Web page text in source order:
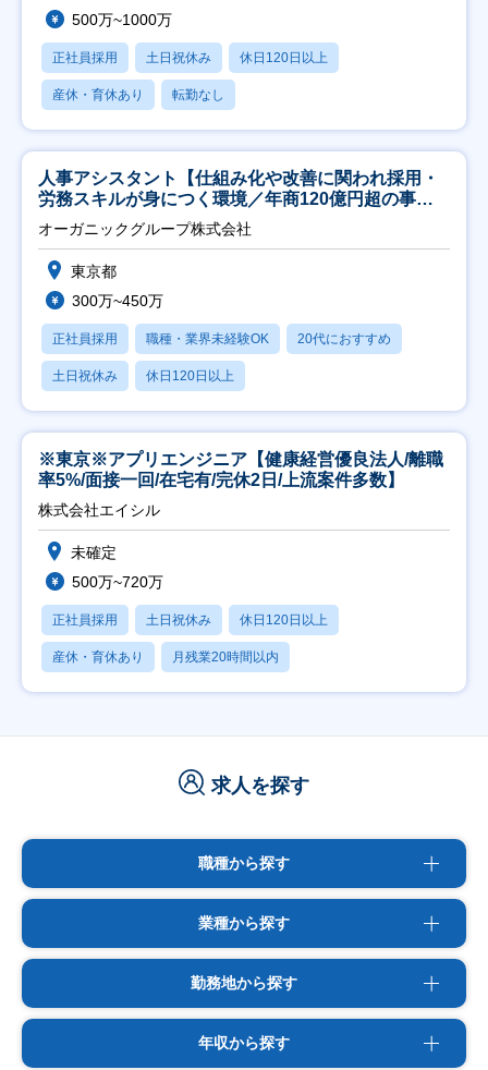
500万~1000万
正社員採用 土日祝休み 休日120日以上
産休・育休あり 転勤なし
人事アシスタント【仕組み化や改善に関われ採用・
労務スキルが身につく環境／年商120億円超の事業
会社】
オーガニックグループ株式会社
東京都
300万~450万
正社員採用 職種・業界未経験OK 20代におすすめ
土日祝休み 休日120日以上
※東京※アプリエンジニア【健康経営優良法人/離職
率5%/面接一回/在宅有/完休2日/上流案件多数】
株式会社エイシル
未確定
500万~720万
正社員採用 土日祝休み 休日120日以上
産休・育休あり 月残業20時間以内
求人を探す
職種から探す
業種から探す
勤務地から探す
年収から探す